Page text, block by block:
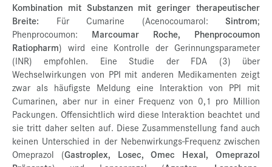
Kombination mit Substanzen mit geringer therapeutischer
Breite: Für Cumarine (Acenocoumarol: Sintrom;
Phenprocoumon: Marcoumar Roche, Phenprocoumon
Ratiopharm) wird eine Kontrolle der Gerinnungsparameter
(INR) empfohlen. Eine Studie der FDA (3) über
Wechselwirkungen von PPI mit anderen Medikamenten zeigt
zwar als häufigste Meldung eine Interaktion von PPI mit
Cumarinen, aber nur in einer Frequenz von 0,1 pro Million
Packungen. Offensichtlich wird diese Interaktion beachtet und
sie tritt daher selten auf. Diese Zusammenstellung fand auch
keinen Unterschied in der Nebenwirkungs-Frequenz zwischen
Omeprazol (Gastroplex, Losec, Omec Hexal, Omeprazol